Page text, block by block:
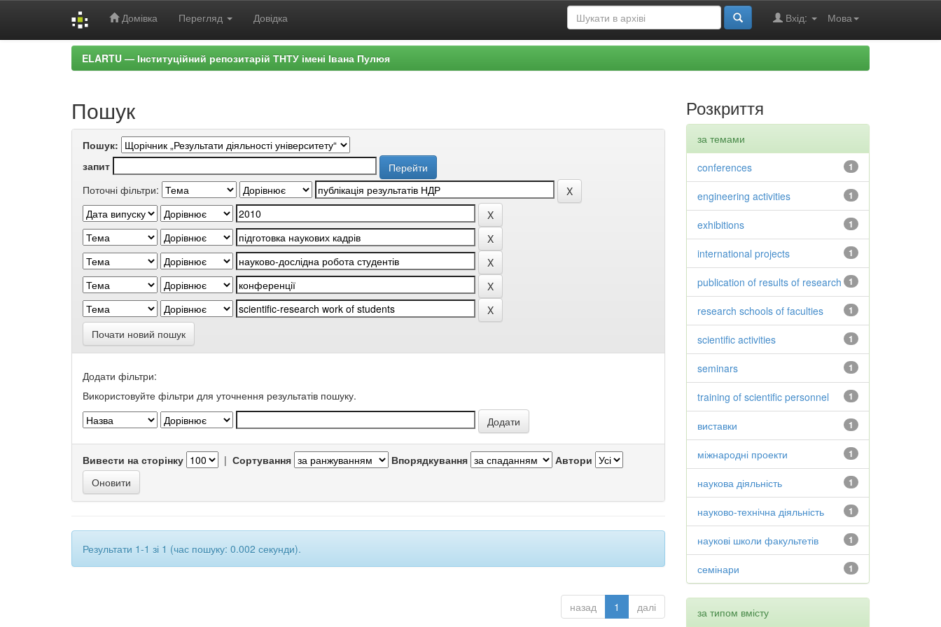
Домівка Перегляд Довідка Мова
Вхід:
ELARTU — Інституційний репозитарій ТНТУ імені Івана Пулюя
Пошук
Пошук:
запит
Поточні фільтри:
Почати новий пошук
Додати фільтри:
Використовуйте фільтри для уточнення результатів пошуку.
Вивести на сторінку | Сортування Впорядкування Автори
Результати 1-1 зі 1 (час пошуку: 0.002 секунди).
назад 1 далі
Розкриття
за темами
1
conferences
1
engineering activities
1
exhibitions
1
international projects
1
publication of results of research
1
research schools of faculties
1
scientific activities
1
seminars
1
training of scientific personnel
1
виставки
1
міжнародні проекти
1
наукова діяльність
1
науково-технічна діяльність
1
наукові школи факультетів
1
семінари
за типом вмісту